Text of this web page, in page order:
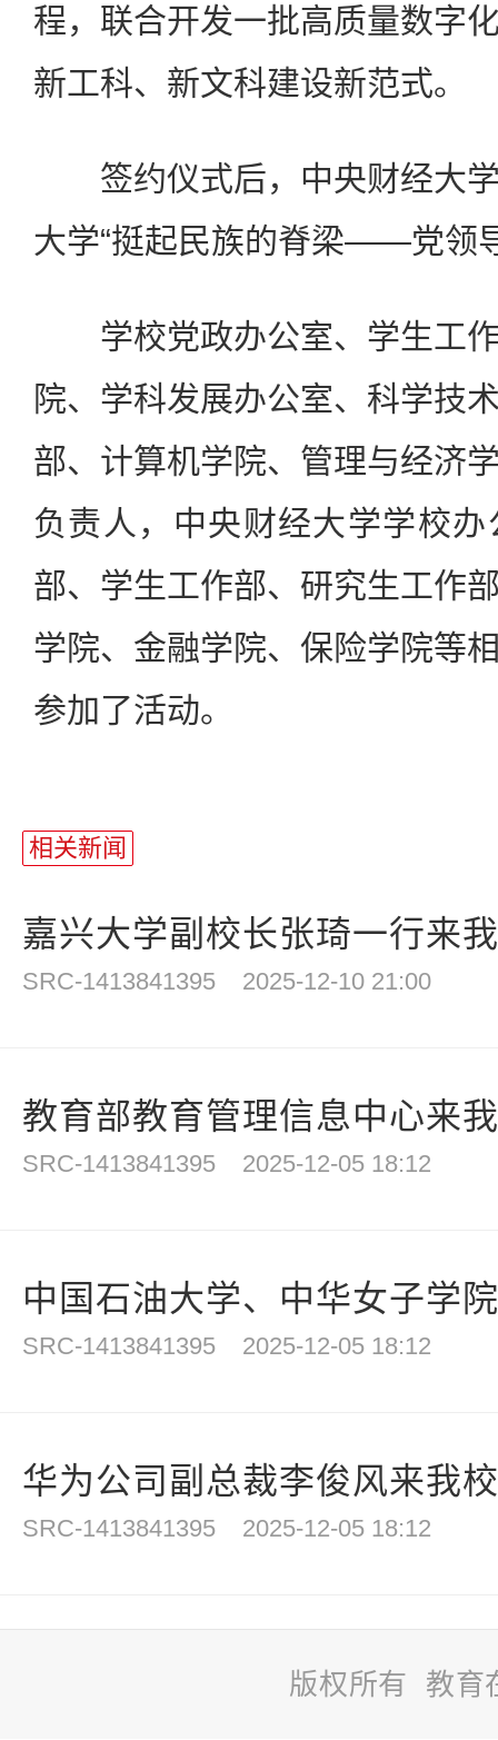
程，联合开发一批高质量数字
新工科、新文科建设新范式。
签约仪式后，中央财经大学
大学“挺起民族的脊梁——党领
学校党政办公室、学生工作
院、学科发展办公室、科学技
部、计算机学院、管理与经济
负责人，中央财经大学学校
部、学生工作部、研究生工作
学院、金融学院、保险学院等
参加了活动。
相关新闻
嘉兴大学副校长张琦一行来
SRC-1413841395 2025-12-10 21:00
教育部教育管理信息中心来
SRC-1413841395 2025-12-05 18:12
中国石油大学、中华女子学
SRC-1413841395 2025-12-05 18:12
华为公司副总裁李俊风来我
SRC-1413841395 2025-12-05 18:12
版权所有 教育